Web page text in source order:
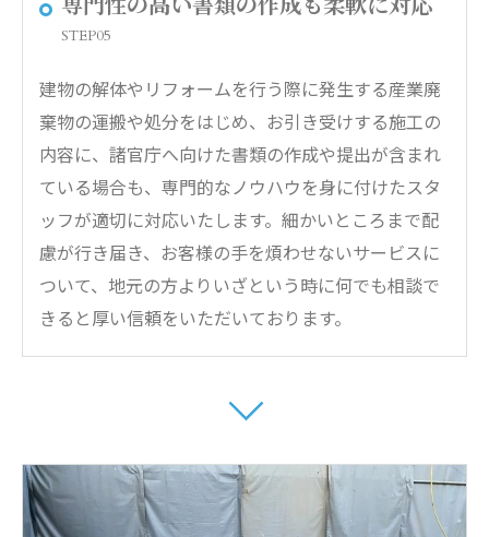
STEP05
建物の解体やリフォームを行う際に発生する産業廃
棄物の運搬や処分をはじめ、お引き受けする施工の
内容に、諸官庁へ向けた書類の作成や提出が含まれ
ている場合も、専門的なノウハウを身に付けたスタ
ッフが適切に対応いたします。細かいところまで配
慮が行き届き、お客様の手を煩わせないサービスに
ついて、地元の方よりいざという時に何でも相談で
きると厚い信頼をいただいております。